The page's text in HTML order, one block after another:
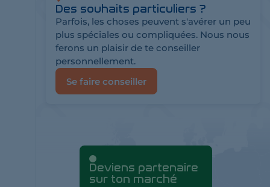
Des souhaits particuliers ?
Parfois, les choses peuvent s'avérer un peu
plus spéciales ou compliquées. Nous nous
ferons un plaisir de te conseiller
personnellement.
Se faire conseiller
Deviens partenaire
sur ton marché